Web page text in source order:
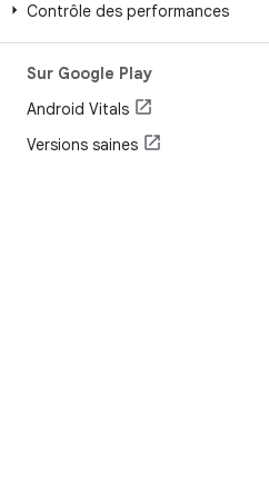
Contrôle des performances
Sur Google Play
Android Vitals
Versions saines